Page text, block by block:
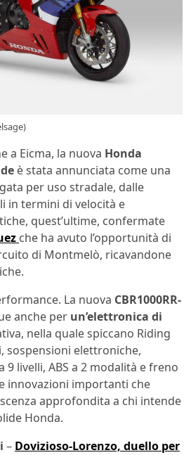
a Eicma, la nuova Honda
è stata annunciata come una
per uso stradale, dalle
in termini di velocità e
quest’ultime, confermate
che ha avuto l’opportunità di
di Montmelò, ricavandone
La nuova CBR1000RR-
anche per un’elettronica di
nella quale spiccano Riding
sospensioni elettroniche,
livelli, ABS a 2 modalità e freno
innovazioni importanti che
approfondita a chi intende
Honda.
– Dovizioso-Lorenzo, duello per